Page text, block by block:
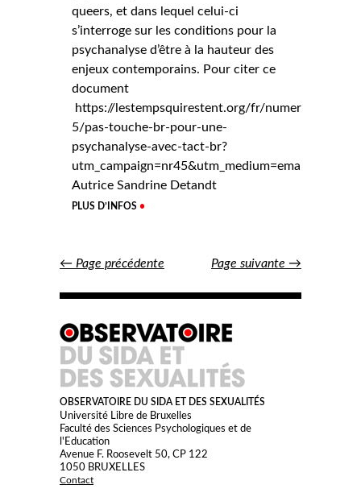
queers, et dans lequel celui-ci
s’interroge sur les conditions pour la
psychanalyse d’être à la hauteur des
enjeux contemporains. Pour citer ce
document
https://lestempsquirestent.org/fr/numeros/
5/pas-touche-br-pour-une-
psychanalyse-avec-tact-br?
Autrice Sandrine Detandt
PLUS D’INFOS
Posts
← Page précédente Page suivante →
OBSERVATOIRE DU SIDA ET DES SEXUALITÉS
Université Libre de Bruxelles
Faculté des Sciences Psychologiques et de
l'Education
Avenue F. Roosevelt 50, CP 122
1050 BRUXELLES
Contact